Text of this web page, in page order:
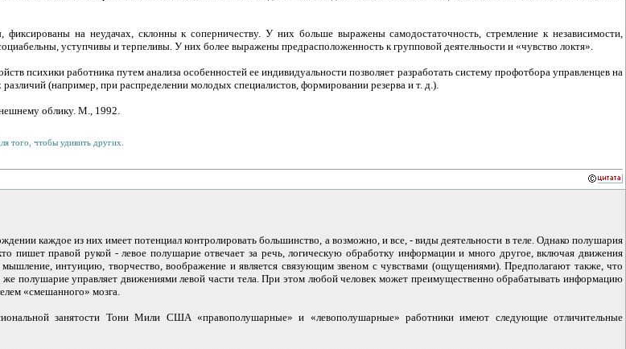
фиксированы на неудачах, склонны к соперничеству. У них больше выражены самодостаточность, стремление к независимости,
уступчивы и терпеливы. У них более выражены предрасположенность к групповой деятелньости и «чувство локтя».
психики работника путем анализа особенностей ее индивидуальности позволяет разработать систему профотбора управленцев на
(например, при распределении молодых специалистов, формировании резерва и т. д.).
облику. М., 1992.
того, чтобы удивить других.
каждое из них имеет потенциал контролировать большинство, а возможно, и все, - виды деятельности в теле. Однако полушария
пишет правой рукой - левое полушарие отвечает за речь, логическую обработку информации и много другое, включая движения
интуицию, творчество, воображение и является связующим звеном с чувствами (ощущениями). Предполагают также, что
полушарие управляет движениями левой части тела. При этом любой человек может преимущественно обрабатывать информацию
«смешанного» мозга.
занятости Тони Мили США «правополушарные» и «левополушарные» работники имеют следующие отличительные